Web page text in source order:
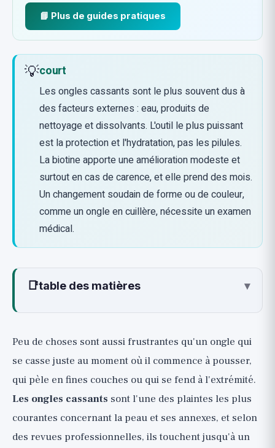
📘 Plus de guides pratiques
💡court
Les ongles cassants sont le plus souvent dus à
des facteurs externes : eau, produits de
nettoyage et dissolvants. L'outil le plus puissant
est la protection et l'hydratation, pas les pilules.
La biotine apporte une amélioration modeste et
surtout en cas de carence, et elle prend des mois.
Un changement soudain de forme ou de couleur,
comme un ongle en cuillère, nécessite un examen
médical.
📑table des matières ▾
preuves
La protection et les soins quotidiens qui
fonctionnent vraiment (🟢)
Compléments en toute honnêteté :
biotine, fer et le battage médiatique des
gommes de croissance
Peu de choses sont aussi frustrantes qu'un ongle qui
se casse juste au moment où il commence à pousser,
qui pèle en fines couches ou qui se fend à l'extrémité.
Les ongles cassants sont l'une des plaintes les plus
courantes concernant la peau et ses annexes, et selon
des revues professionnelles, ils touchent jusqu'à un